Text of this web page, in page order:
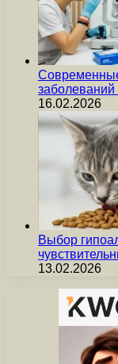
заболеваний
16.02.2026
Выбор
13.02.2026